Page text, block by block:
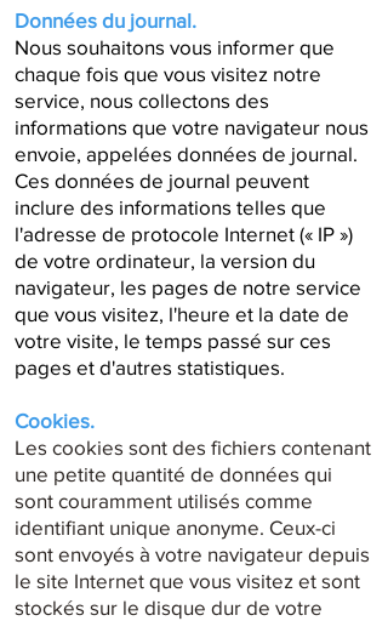
Données du journal.
Nous souhaitons vous informer que
chaque fois que vous visitez notre
service, nous collectons des
informations que votre navigateur nous
envoie, appelées données de journal.
Ces données de journal peuvent
inclure des informations telles que
l'adresse de protocole Internet (« IP »)
de votre ordinateur, la version du
navigateur, les pages de notre service
que vous visitez, l'heure et la date de
votre visite, le temps passé sur ces
pages et d'autres statistiques.
Cookies.
Les cookies sont des fichiers contenant
une petite quantité de données qui
sont couramment utilisés comme
identifiant unique anonyme. Ceux-ci
sont envoyés à votre navigateur depuis
le site Internet que vous visitez et sont
stockés sur le disque dur de votre